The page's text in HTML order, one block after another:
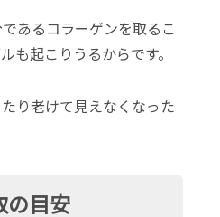
あるコラーゲンを取るこ
も起こりうるからです。
り老けて見えなくなった
の目安